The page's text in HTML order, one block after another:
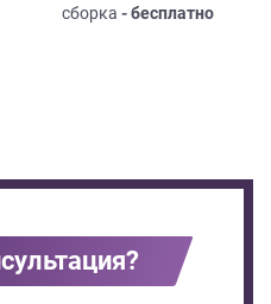
сборка - бесплатно